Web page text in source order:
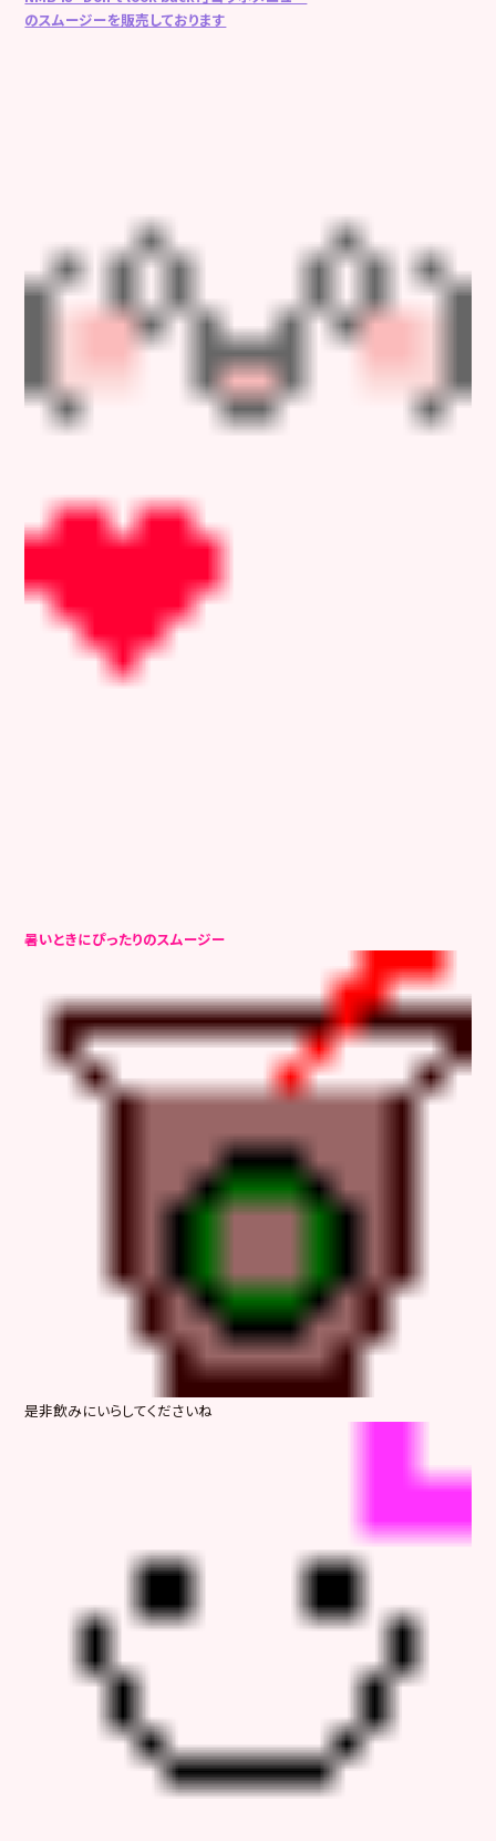
のスムージーを販売しております
暑いときにぴったりのスムージー
是非飲みにいらしてくださいね